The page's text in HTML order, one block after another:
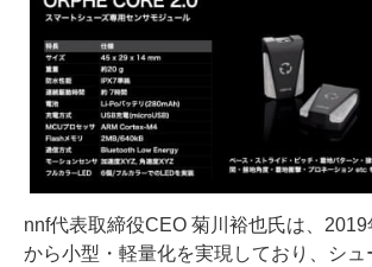
nnf代表取締役CEO 菊川裕也氏は、
から小型・軽量化を実現しており、シュ